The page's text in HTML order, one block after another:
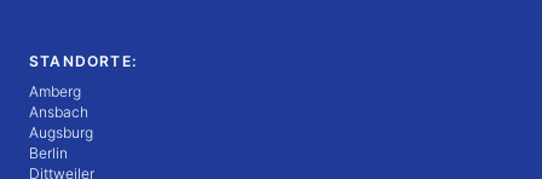
STANDORTE:
Amberg
Ansbach
Augsburg
Berlin
Dittweiler